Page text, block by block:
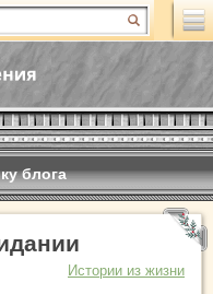
блога
Истории из жизни